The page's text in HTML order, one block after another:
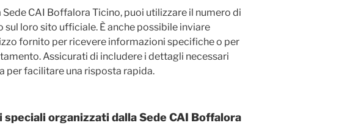
Sede CAI Boffalora Ticino, puoi utilizzare il numero di
loro sito ufficiale. È anche possibile inviare
fornito per ricevere informazioni specifiche o per
Assicurati di includere i dettagli necessari
per facilitare una risposta rapida.
speciali organizzati dalla Sede CAI Boffalora